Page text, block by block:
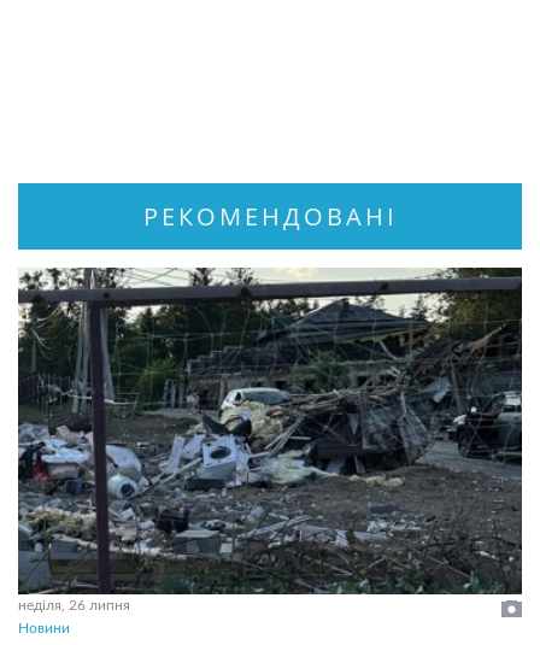
РЕКОМЕНДОВАНІ
неділя, 26 липня
Новини